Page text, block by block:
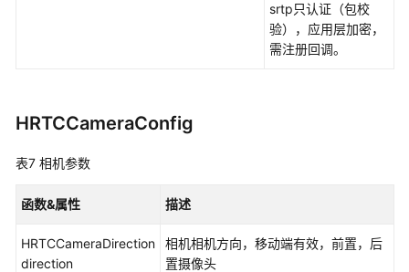
srtp只认证（包校
验），应用层加密，
需注册回调。
HRTCCameraConfig
表7 相机参数
函数&属性 描述
HRTCCameraDirection
direction
相机相机方向，移动端有效，前置，后
置摄像头